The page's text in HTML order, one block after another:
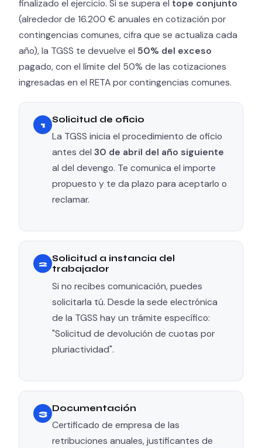
finalizado el ejercicio. Si se supera el tope conjunto
(alrededor de 16.200 € anuales en cotización por
contingencias comunes, cifra que se actualiza cada
año), la TGSS te devuelve el 50% del exceso
pagado, con el límite del 50% de las cotizaciones
ingresadas en el RETA por contingencias comunes.
1 Solicitud de oficio
La TGSS inicia el procedimiento de oficio
antes del 30 de abril del año siguiente
al del devengo. Te comunica el importe
propuesto y te da plazo para aceptarlo o
reclamar.
2 Solicitud a instancia del
trabajador
Si no recibes comunicación, puedes
solicitarla tú. Desde la sede electrónica
de la TGSS hay un trámite específico:
"Solicitud de devolución de cuotas por
pluriactividad".
3 Documentación
Certificado de empresa de las
retribuciones anuales, justificantes de